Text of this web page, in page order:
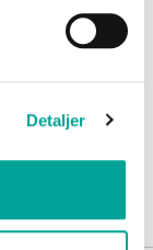
Detaljer